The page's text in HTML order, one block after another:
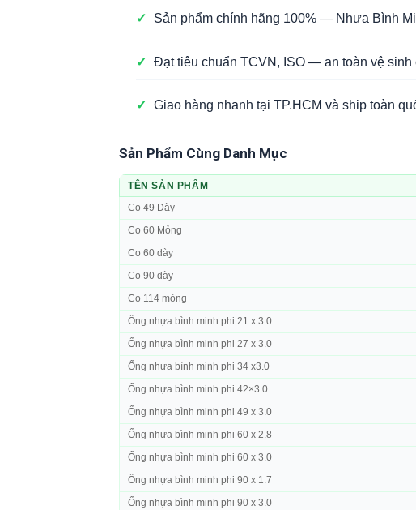
✓ Sản phẩm chính hãng 100% — Nhựa Bình
✓ Đạt tiêu chuẩn TCVN, ISO — an toàn vệ
✓ Giao hàng nhanh tại TP.HCM và ship toàn
Sản Phẩm Cùng Danh Mục
TÊN SẢN PHẨM
Co 49 Dày
Co 60 Mỏng
Co 60 dày
Co 90 dày
Co 114 mỏng
Ống nhựa bình minh phi 21 x 3.0
Ống nhựa bình minh phi 27 x 3.0
Ống nhựa bình minh phi 34 x3.0
Ống nhựa bình minh phi 42×3.0
Ống nhựa bình minh phi 49 x 3.0
Ống nhựa bình minh phi 60 x 2.8
Ống nhựa bình minh phi 60 x 3.0
Ống nhựa bình minh phi 90 x 1.7
Ống nhựa bình minh phi 90 x 3.0